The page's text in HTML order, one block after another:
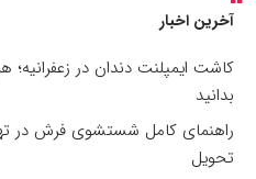
آخرین اخبار
کاشت ایمپلنت دندان در زعفرانیه؛
بدانید
راهنمای کامل شستشوی فرش در
تحویل